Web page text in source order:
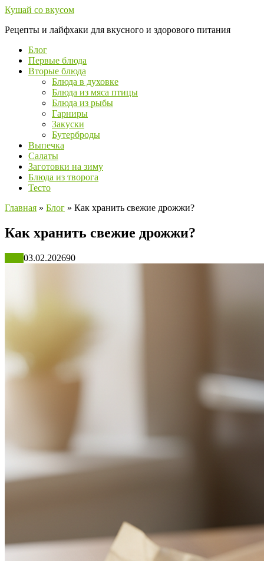
Перейти
контенту
Кушай со вкусом
Рецепты и лайфхаки для вкусного и здорового питания
Блог
Первые блюда
Вторые блюда
Блюда в духовке
Блюда из мяса птицы
Блюда из рыбы
Гарниры
Закуски
Бутерброды
Выпечка
Салаты
Заготовки на зиму
Блюда из творога
Тесто
Главная » Блог » Как хранить свежие дрожжи?
Как хранить свежие дрожжи?
03.02.202690